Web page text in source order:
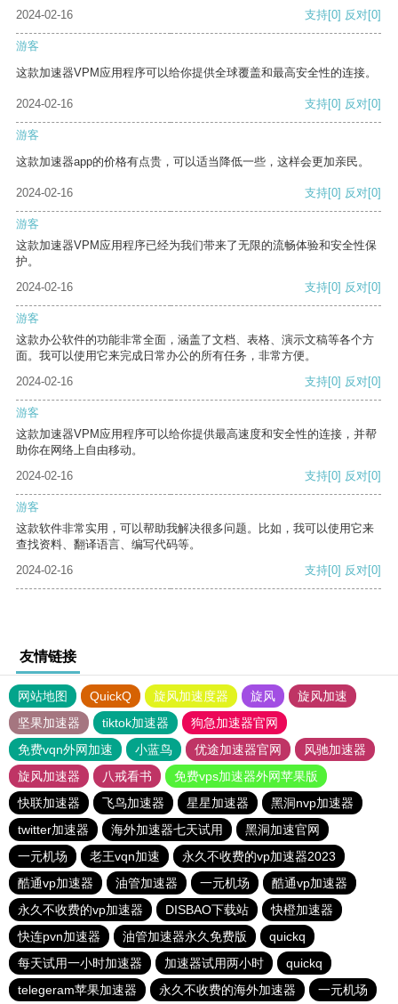
2024-02-16
支持[0] 反对[0]
游客
这款加速器VPM应用程序可以给你提供全球覆盖和最高安全性的连接。
2024-02-16 支持[0] 反对[0]
游客
这款加速器app的价格有点贵，可以适当降低一些，这样会更加亲民。
2024-02-16 支持[0] 反对[0]
游客
这款加速器VPM应用程序已经为我们带来了无限的流畅体验和安全性保
护。
2024-02-16
支持[0] 反对[0]
游客
这款办公软件的功能非常全面，涵盖了文档、表格、演示文稿等各个方
面。我可以使用它来完成日常办公的所有任务，非常方便。
2024-02-16
支持[0] 反对[0]
游客
这款加速器VPM应用程序可以给你提供最高速度和安全性的连接，并帮
助你在网络上自由移动。
2024-02-16
支持[0] 反对[0]
游客
这款软件非常实用，可以帮助我解决很多问题。比如，我可以使用它来
查找资料、翻译语言、编写代码等。
2024-02-16
支持[0] 反对[0]
友情链接
网站地图 QuickQ 旋风加速度器 旋风
旋风加速
坚果加速器
tiktok加速器
狗急加速器官网
免费vqn外网加速
小蓝鸟 优途加速器官网
风驰加速器
旋风加速器
八戒看书
免费vps加速器外网苹果版
快联加速器
飞鸟加速器 星星加速器
黑洞nvp加速器
twitter加速器
海外加速器七天试用
黑洞加速官网
一元机场
老王vqn加速
永久不收费的vp加速器2023
酷通vp加速器
油管加速器 一元机场
酷通vp加速器
永久不收费的vp加速器
DISBAO下载站
快橙加速器
快连pvn加速器
油管加速器永久免费版
quickq
每天试用一小时加速器
加速器试用两小时
quickq
telegeram苹果加速器
永久不收费的海外加速器 一元机场